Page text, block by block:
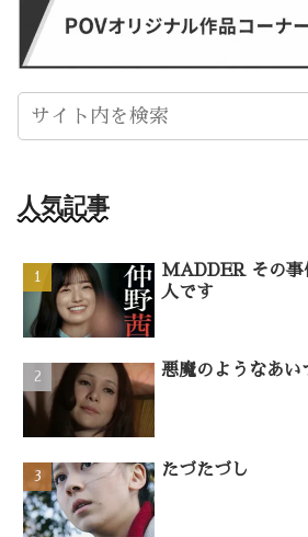
人気記事
MADDER その事
人です
悪魔のようなあい
たづたづし